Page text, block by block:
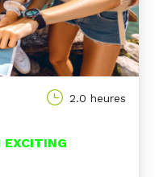
2.0 heures
EXCITING